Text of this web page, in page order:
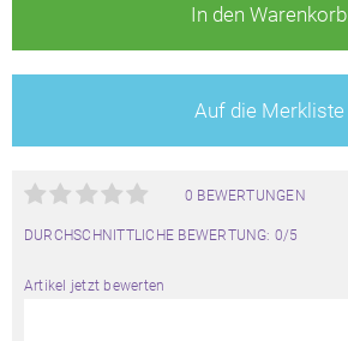
In den Warenkorb
Auf die Merkliste
0 BEWERTUNGEN
DURCHSCHNITTLICHE BEWERTUNG: 0/5
Artikel jetzt bewerten